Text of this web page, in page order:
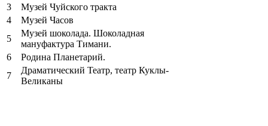
3
Музей Чуйского тракта
4
Музей Часов
5
Музей шоколада. Шоколадная
мануфактура Тимани.
6
Родина Планетарий.
7
Драматический Театр, театр Куклы-
Великаны